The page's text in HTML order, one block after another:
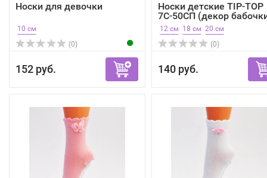
Носки для девочки
10 см
(0)
152 руб.
Носки детские TIP-TOP
7С-50СП (декор
12 см 18 см 20 см
(0)
140 руб.